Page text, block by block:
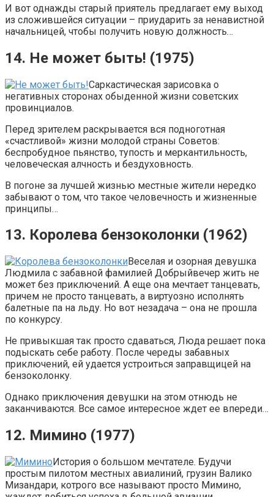
И вот однажды старый приятель предлагает ему выход
из сложившейся ситуации – приударить за ненавистной
начальницей, чтобы получить новую должность…
14. Не может быть! (1975)
Саркастическая зарисовка о
негативных сторонах обыденной жизни советских
провинциалов.
Перед зрителем раскрывается вся подноготная
«счастливой» жизни молодой страны Советов:
беспробудное пьянство, тупость и меркантильность,
человеческая алчность и бездуховность.
В погоне за лучшей жизнью местные жители нередко
забывают о том, что такое человечность и жизненные
принципы…
13. Королева бензоколонки (1962)
Веселая и озорная девушка
Людмила с забавной фамилией Добрыйвечер жить не
может без приключений. А еще она мечтает танцевать,
причем не просто танцевать, а виртуозно исполнять
балетные па на льду. Но вот незадача – она не прошла
по конкурсу.
Не привыкшая так просто сдаваться, Люда решает пока
подыскать себе работу. После череды забавных
приключений, ей удается устроиться заправщицей на
бензоколонку.
Однако приключения девушки на этом отнюдь не
заканчиваются. Все самое интересное ждет ее впереди…
12. Мимино (1977)
История о большом мечтателе. Будучи
простым пилотом местных авиалиний, грузин Валико
Мизандари, котрого все называют просто Мимино,